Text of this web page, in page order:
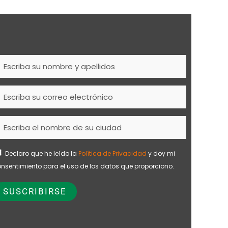
Declaro que he leído la Política de Privacidad y doy mi
para el uso de los datos que proporciono.